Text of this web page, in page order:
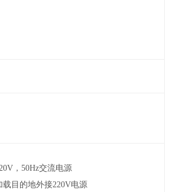
，50Hz交流电源
载目的地外接220V电源